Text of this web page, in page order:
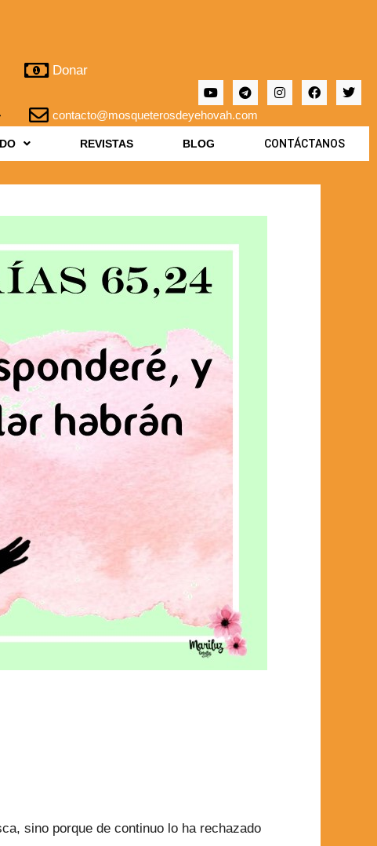
Donar
contacto@mosqueterosdeyehovah.com
REVISTAS BLOG CONTÁCTANOS
sino porque de continuo lo ha rechazado